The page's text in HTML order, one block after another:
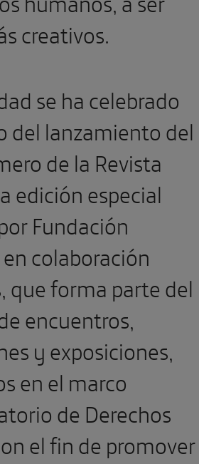
creativos.
se ha celebrado
del lanzamiento del
de la Revista
edición especial
Fundación
colaboración
que forma parte del
encuentros,
y exposiciones,
en el marco
de Derechos
el fin de promover